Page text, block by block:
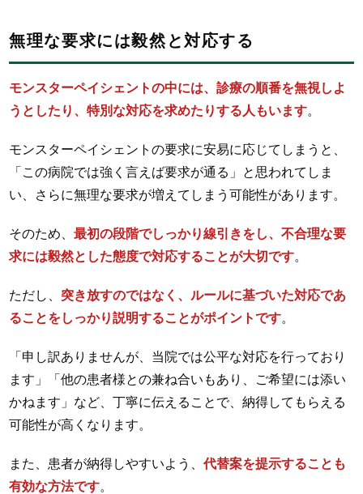
無理な要求には毅然と対応する
モンスターペイシェントの中には、診療の順番を無視しよ
うとしたり、特別な対応を求めたりする人もいます。
モンスターペイシェントの要求に安易に応じてしまうと、
「この病院では強く言えば要求が通る」と思われてしま
い、さらに無理な要求が増えてしまう可能性があります。
そのため、最初の段階でしっかり線引きをし、不合理な要
求には毅然とした態度で対応することが大切です。
ただし、 突き放すのではなく、ルールに基づいた対応であ
ることをしっかり説明することがポイントです。
「申し訳ありませんが、当院では公平な対応を行っており
ます」「他の患者様との兼ね合いもあり、ご希望には添い
かねます」など、丁寧に伝えることで、納得してもらえる
可能性が高くなります。
また、患者が納得しやすいよう、代替案を提示することも
有効な方法です。